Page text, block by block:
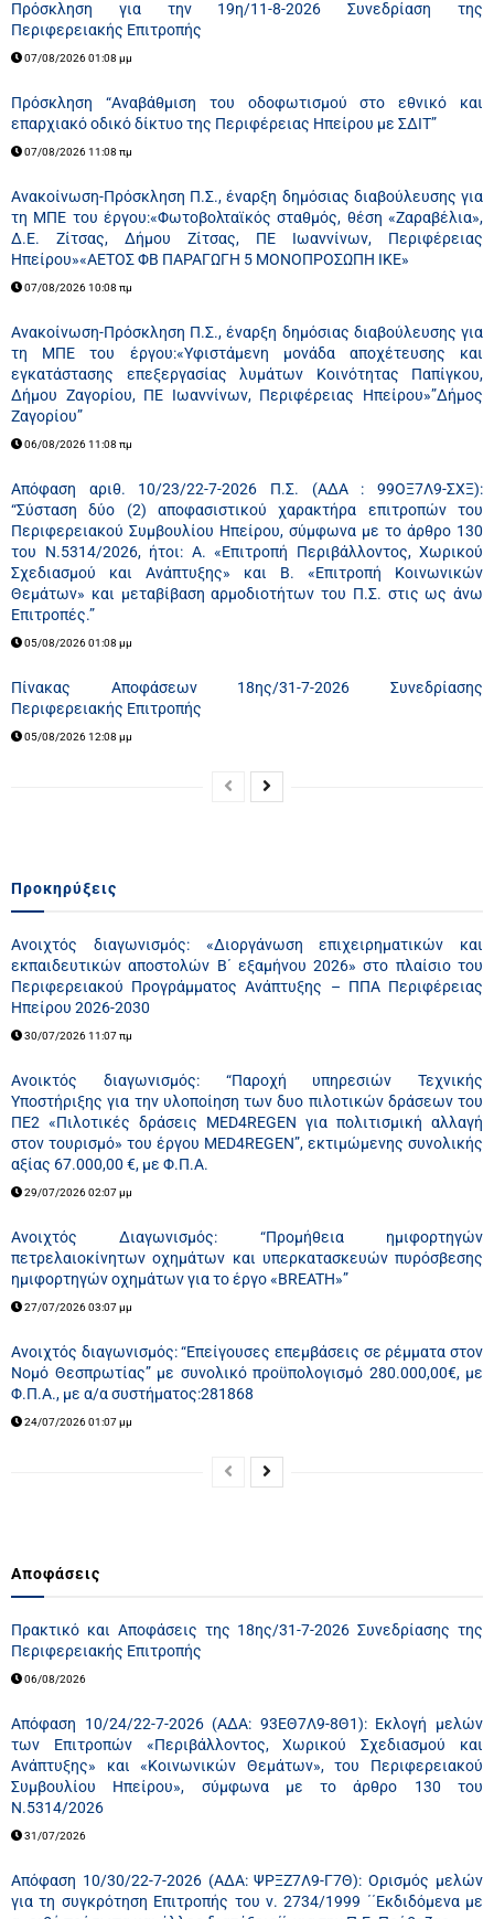
Πρόσκληση για την 19η/11-8-2026 Συνεδρίαση της
Περιφερειακής Επιτροπής
07/08/2026 01:08 μμ
Πρόσκληση “Αναβάθμιση του οδοφωτισμού στο εθνικό και
επαρχιακό οδικό δίκτυο της Περιφέρειας Ηπείρου με ΣΔΙΤ”
07/08/2026 11:08 πμ
Ανακοίνωση-Πρόσκληση Π.Σ., έναρξη δημόσιας διαβούλευσης για
τη ΜΠΕ του έργου:«Φωτοβολταϊκός σταθμός, θέση «Ζαραβέλια»,
Δ.Ε. Ζίτσας, Δήμου Ζίτσας, ΠΕ Ιωαννίνων, Περιφέρειας
Ηπείρου»«ΑΕΤΟΣ ΦΒ ΠΑΡΑΓΩΓΗ 5 ΜΟΝΟΠΡΟΣΩΠΗ ΙΚΕ»
07/08/2026 10:08 πμ
Ανακοίνωση-Πρόσκληση Π.Σ., έναρξη δημόσιας διαβούλευσης για
τη ΜΠΕ του έργου:«Υφιστάμενη μονάδα αποχέτευσης και
εγκατάστασης επεξεργασίας λυμάτων Κοινότητας Παπίγκου,
Δήμου Ζαγορίου, ΠΕ Ιωαννίνων, Περιφέρειας Ηπείρου»”Δήμος
Ζαγορίου”
06/08/2026 11:08 πμ
Απόφαση αριθ. 10/23/22-7-2026 Π.Σ. (ΑΔΑ : 99ΟΞ7Λ9-ΣΧΞ):
“Σύσταση δύο (2) αποφασιστικού χαρακτήρα επιτροπών του
Περιφερειακού Συμβουλίου Ηπείρου, σύμφωνα με το άρθρο 130
του Ν.5314/2026, ήτοι: Α. «Επιτροπή Περιβάλλοντος, Χωρικού
Σχεδιασμού και Ανάπτυξης» και Β. «Επιτροπή Κοινωνικών
Θεμάτων» και μεταβίβαση αρμοδιοτήτων του Π.Σ. στις ως άνω
Επιτροπές.”
05/08/2026 01:08 μμ
Πίνακας Αποφάσεων 18ης/31-7-2026 Συνεδρίασης
Περιφερειακής Επιτροπής
05/08/2026 12:08 μμ
Προκηρύξεις
Ανοιχτός διαγωνισμός: «Διοργάνωση επιχειρηματικών και
εκπαιδευτικών αποστολών Β΄ εξαμήνου 2026» στο πλαίσιο του
Περιφερειακού Προγράμματος Ανάπτυξης – ΠΠΑ Περιφέρειας
Ηπείρου 2026-2030
30/07/2026 11:07 πμ
Ανοικτός διαγωνισμός: “Παροχή υπηρεσιών Τεχνικής
Υποστήριξης για την υλοποίηση των δυο πιλοτικών δράσεων του
ΠΕ2 «Πιλοτικές δράσεις MED4REGEN για πολιτισμική αλλαγή
στον τουρισμό» του έργου MED4REGEN”, εκτιμώμενης συνολικής
αξίας 67.000,00 €, με Φ.Π.Α.
29/07/2026 02:07 μμ
Ανοιχτός Διαγωνισμός: “Προμήθεια ημιφορτηγών
πετρελαιοκίνητων οχημάτων και υπερκατασκευών πυρόσβεσης
ημιφορτηγών οχημάτων για το έργο «BREATH»”
27/07/2026 03:07 μμ
Ανοιχτός διαγωνισμός: “Επείγουσες επεμβάσεις σε ρέμματα στον
Νομό Θεσπρωτίας” με συνολικό προϋπολογισμό 280.000,00€, με
Φ.Π.Α., με α/α συστήματος:281868
24/07/2026 01:07 μμ
Αποφάσεις
Πρακτικό και Αποφάσεις της 18ης/31-7-2026 Συνεδρίασης της
Περιφερειακής Επιτροπής
06/08/2026
Απόφαση 10/24/22-7-2026 (ΑΔΑ: 93ΕΘ7Λ9-8Θ1): Εκλογή μελών
των Επιτροπών «Περιβάλλοντος, Χωρικού Σχεδιασμού και
Ανάπτυξης» και «Κοινωνικών Θεμάτων», του Περιφερειακού
Συμβουλίου Ηπείρου», σύμφωνα με το άρθρο 130 του
Ν.5314/2026
31/07/2026
Απόφαση 10/30/22-7-2026 (ΑΔΑ: ΨΡΞΖ7Λ9-Γ7Θ): Ορισμός μελών
για τη συγκρότηση Επιτροπής του ν. 2734/1999 ΄΄Εκδιδόμενα με